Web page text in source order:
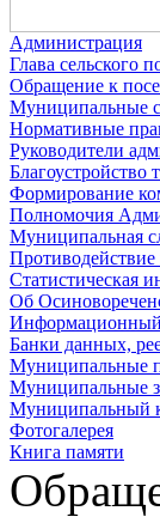
Администрация
Глава сельского
Обращение к
Муниципальные
Нормативные
Руководители
Благоустройство
Формирование
Полномочия
Муниципальная
Статистическая
Об
Информационный
Банки данных,
Муниципальные
Муниципальные
Муниципальный
Фотогалерея
Книга памяти